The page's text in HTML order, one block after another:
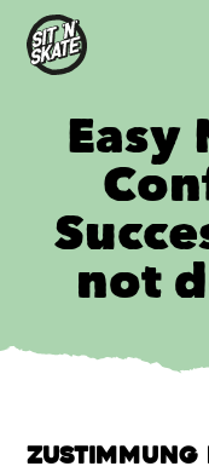
Easy
not